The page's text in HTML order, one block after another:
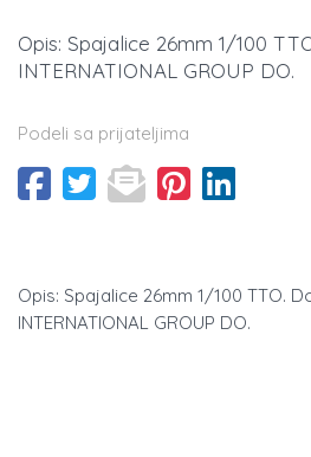
Opis: Spajalice 26mm 1/100
INTERNATIONAL GROUP DO.
Podeli sa prijateljima
Opis: Spajalice 26mm 1/100 TTO.
INTERNATIONAL GROUP DO.